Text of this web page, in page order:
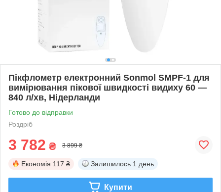
Пікфлометр електронний Sonmol SMPF-1 для
вимірювання пікової швидкості видиху 60 —
840 л/хв, Нідерланди
Готово до відправки
Роздріб
3 782 ₴ 3 899 ₴
Економія 117 ₴ Залишилось 1 день
Купити